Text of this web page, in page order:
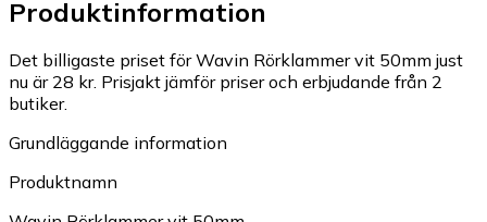
Produktinformation
Det billigaste priset för Wavin Rörklammer vit 50mm just
nu är 28 kr. Prisjakt jämför priser och erbjudande från 2
butiker.
Grundläggande information
Produktnamn